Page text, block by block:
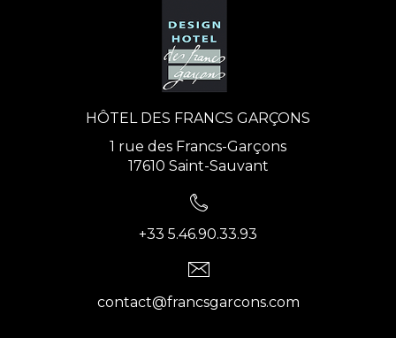
HÔTEL DES FRANCS GARÇONS
1 rue des Francs-Garçons
17610 Saint-Sauvant
+33 5.46.90.33.93
contact@francsgarcons.com